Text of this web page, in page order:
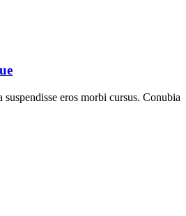
eros morbi cursus. Conubia